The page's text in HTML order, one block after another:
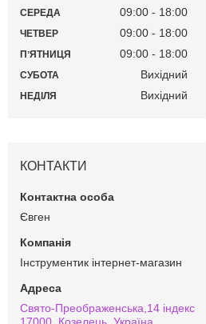
СЕРЕДА 09:00 18:00
ЧЕТВЕР 09:00 18:00
ПʼЯТНИЦЯ 09:00 18:00
СУБОТА Вихідний
НЕДІЛЯ Вихідний
КОНТАКТИ
Євген
Інструментик інтернет-магазин
Свято-Преображенська,14 індекс
17000, Козелець, Україна